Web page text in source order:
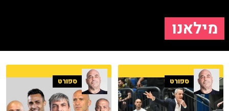
מילאנו
ספורט ספורט